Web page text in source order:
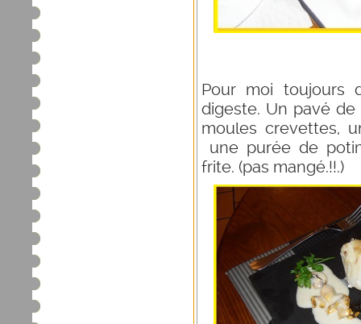
Pour moi toujours
digeste. Un pavé
moules crevettes,
une purée de
frite. (pas mangé.!!.)